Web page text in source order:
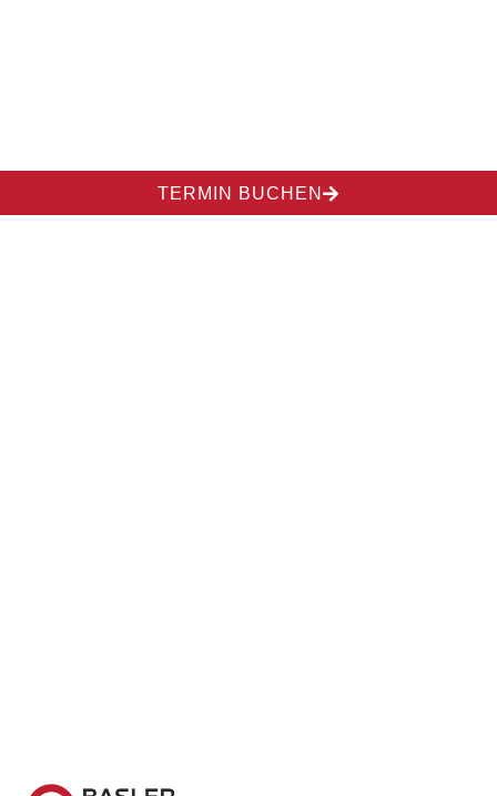
TERMIN BUCHEN